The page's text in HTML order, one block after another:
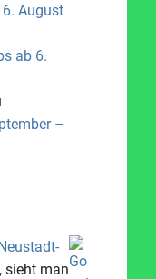
August
ab 6.
–
sieht man